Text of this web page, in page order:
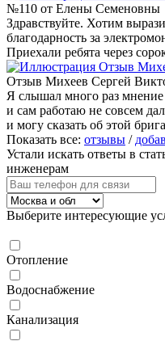
№110 от Елены Семеновны
Здравствуйте. Хотим
благодарность за
Приехали ребята через
Отзыв Михеев Сергей
Я слышал много раз мнение
и сам работаю не совсем
и могу сказать об этой
Показать все: отзывы /
Устали искать ответы в
инженерам
Выберите интересующие
Отопление
Водоснабжение
Канализация